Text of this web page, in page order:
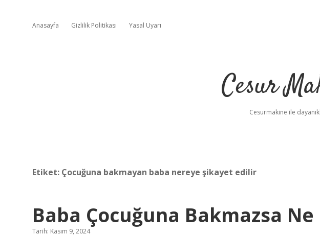
Anasayfa Gizlilik Politikası Yasal Uyarı
Cesur
Cesurmakine ile
Etiket: Çocuğuna bakmayan baba nereye şikayet edilir
Baba Çocuğuna Bakmazsa
Tarih: Kasım 9, 2024